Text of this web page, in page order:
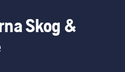
Skog &